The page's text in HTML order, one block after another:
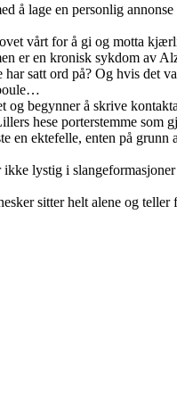
å lage en personlig
vårt for å gi og motta
er en kronisk sykdom av
har satt ord på? Og hvis
begynner å skrive
hese porterstemme
en ektefelle, enten på
lystig i
sitter helt alene og